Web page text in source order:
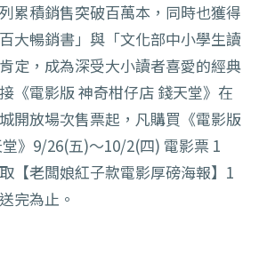
累積銷售突破百萬本，同時也獲得
大暢銷書」與「文化部中小學生讀
定，成為深受大小讀者喜愛的經典
《電影版 神奇柑仔店 錢天堂》在
開放場次售票起，凡購買《電影版
》9/26(五)～10/2(四) 電影票 1
【老闆娘紅子款電影厚磅海報】1
完為止。